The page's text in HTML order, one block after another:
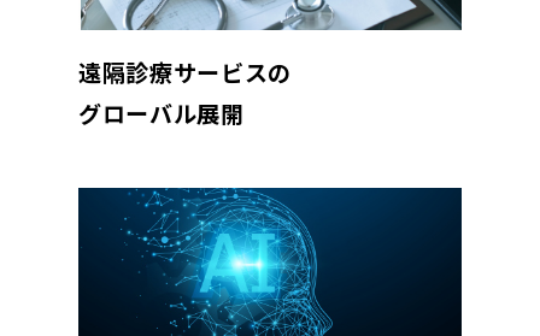
遠隔診療サービスの
グローバル展開